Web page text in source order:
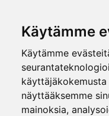
Käytämme
Käytämme
näyttääksemme
mainoksia,